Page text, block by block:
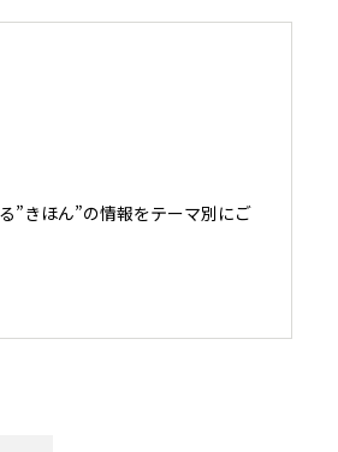
”きほん”の情報をテーマ別にご